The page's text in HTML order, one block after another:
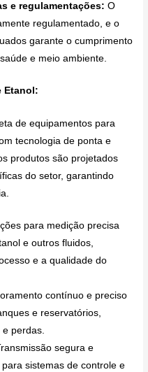
e regulamentações: O
regulamentado, e o
garante o cumprimento
e meio ambiente.
Etanol:
de equipamentos para
tecnologia de ponta e
produtos são projetados
do setor, garantindo
para medição precisa
e outros fluidos,
e a qualidade do
contínuo e preciso
e reservatórios,
perdas.
segura e
sistemas de controle e